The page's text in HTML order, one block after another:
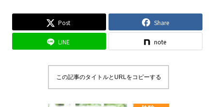
Post Share
LINE note
この記事のタイトルとURLをコピーする